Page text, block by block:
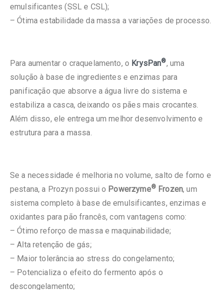
emulsificantes (SSL e CSL);
– Ótima estabilidade da massa a variações de processo.
Para aumentar o craquelamento, o KrysPan®, uma
solução à base de ingredientes e enzimas para
panificação que absorve a água livre do sistema e
estabiliza a casca, deixando os pães mais crocantes.
Além disso, ele entrega um melhor desenvolvimento e
estrutura para a massa.
Se a necessidade é melhoria no volume, salto de forno e
pestana, a Prozyn possui o Powerzyme®Frozen, um
sistema completo à base de emulsificantes, enzimas e
oxidantes para pão francês, com vantagens como:
– Ótimo reforço de massa e maquinabilidade;
– Alta retenção de gás;
– Maior tolerância ao stress do congelamento;
– Potencializa o efeito do fermento após o
descongelamento;